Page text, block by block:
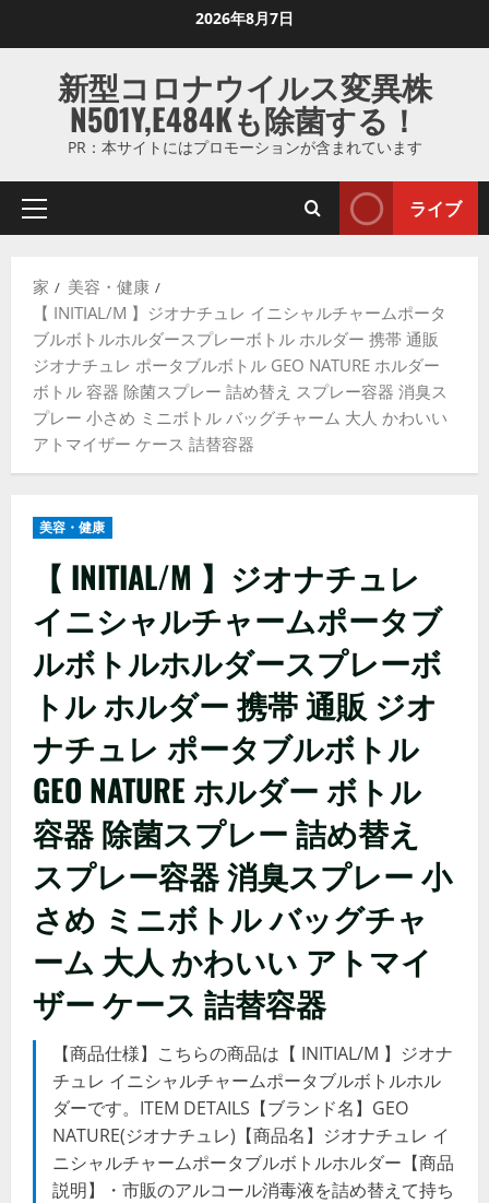
ス
ッ
2026年8月7日
新型コロナウイルス変異株
N501Y,E484Kも除菌する！
PR：本サイトにはプロモーションが含まれています
プ
マ
リ
メ
ニ
ュ
ー
ライブ
家
美容・健康
【 INITIAL/M 】ジオナチュレ イニシャルチャームポータ
ブルボトルホルダースプレーボトル ホルダー 携帯 通販
ジオナチュレ ポータブルボトル GEO NATURE ホルダー
ボトル 容器 除菌スプレー 詰め替え スプレー容器 消臭ス
プレー 小さめ ミニボトル バッグチャーム 大人 かわいい
アトマイザー ケース 詰替容器
美容・健康
【 INITIAL/M 】ジオナチュレ
イニシャルチャームポータブ
ルボトルホルダースプレーボ
トル ホルダー 携帯 通販 ジオ
ナチュレ ポータブルボトル
GEO NATURE ホルダー ボトル
容器 除菌スプレー 詰め替え
スプレー容器 消臭スプレー 小
さめ ミニボトル バッグチャ
ーム 大人 かわいい アトマイ
ザー ケース 詰替容器
【商品仕様】こちらの商品は【 INITIAL/M 】ジオナ
チュレ イニシャルチャームポータブルボトルホル
ダーです。ITEM DETAILS【ブランド名】GEO
NATURE(ジオナチュレ)【商品名】ジオナチュレ イ
ニシャルチャームポータブルボトルホルダー【商品
説明】・市販のアルコール消毒液を詰め替えて持ち